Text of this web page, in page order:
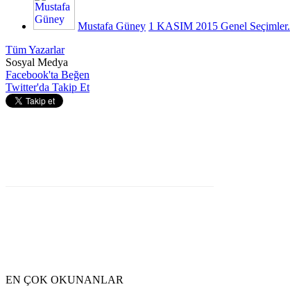
Mustafa Güney 1 KASIM 2015 Genel Seçimler.
Tüm Yazarlar
Sosyal Medya
Facebook'ta Beğen
Twitter'da Takip Et
EN ÇOK OKUNANLAR